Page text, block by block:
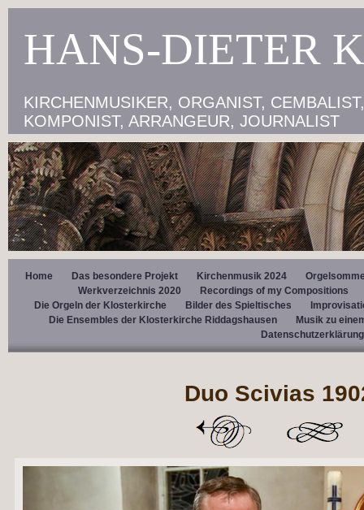
HANS-DIETER
KIRCHENMUSIKER, ORGANIST,
KOMPONIST, ARRANGEUR, JOURNALIST
Home Das besondere Projekt Kirchenmusik 2024
Werkverzeichnis 2020
Recordings of my Compositions
Die Orgeln der Klosterkirche
Bilder des Spieltisches
Die Ensembles der Klosterkirche Riddagshausen
Musik zu
Datenschutzerklärung
Duo Scivias